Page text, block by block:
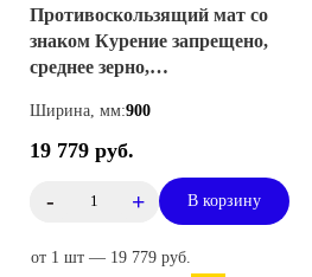
Противоскользящий мат со
знаком Курение запрещено,
среднее зерно,
Ширина, мм:900
19 779 руб.
- + В корзину
от 1 шт — 19 779 руб.